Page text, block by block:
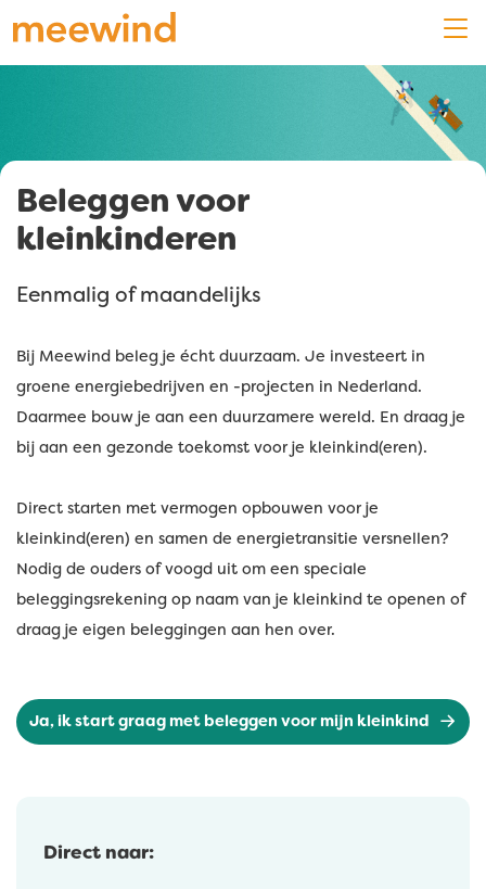
Beleggen voor
kleinkinderen
Eenmalig of maandelijks
Bij Meewind beleg je écht duurzaam. Je investeert in
groene energiebedrijven en -projecten in Nederland.
Daarmee bouw je aan een duurzamere wereld. En draag je
bij aan een gezonde toekomst voor je kleinkind(eren).
Direct starten met vermogen opbouwen voor je
kleinkind(eren) en samen de energietransitie versnellen?
Nodig de ouders of voogd uit om een speciale
beleggingsrekening op naam van je kleinkind te openen of
draag je eigen beleggingen aan hen over.
Ja, ik start graag met beleggen voor mijn kleinkind
Direct naar: